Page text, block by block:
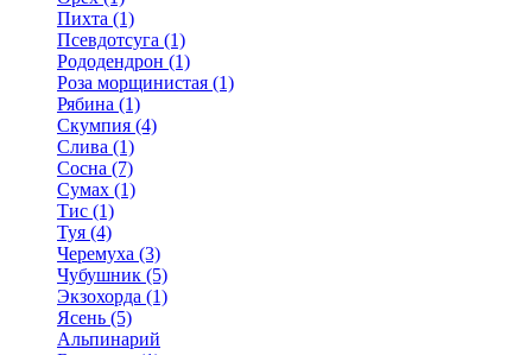
Пихта (1)
Псевдотсуга (1)
Рододендрон (1)
Роза морщинистая (1)
Рябина (1)
Скумпия (4)
Слива (1)
Сосна (7)
Сумах (1)
Тис (1)
Туя (4)
Черемуха (3)
Чубушник (5)
Экзохорда (1)
Ясень (5)
Альпинарий